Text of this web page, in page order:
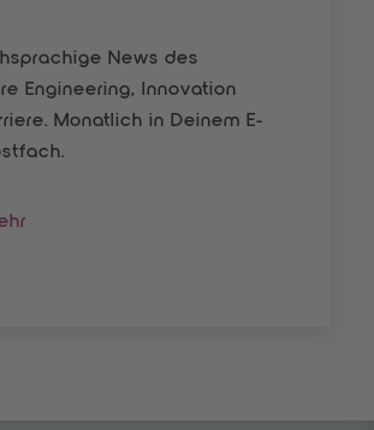
News des
Engineering, Innovation
Monatlich in Deinem E-